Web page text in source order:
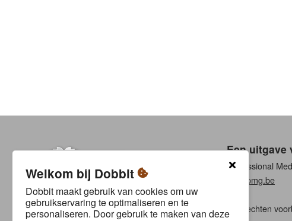
Een uitgave
Professional
www.pmg.be
Alle rechten
Welkom bij Dobbit
Dobbit maakt gebruik van cookies om uw
gebruikservaring te optimaliseren en te
personaliseren. Door gebruik te maken van deze